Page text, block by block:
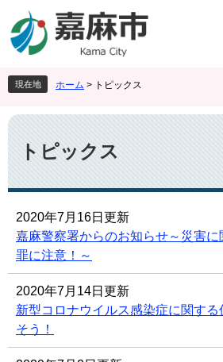
ジ
先
頭
す
。
ュ
を
飛
し
て
本
文
へ
現在地 ホーム > トピックス
本
文
トピックス
2020年7月16日更新
嘉麻警察署からのお知らせ～災害
罪に注意！～
2020年7月14日更新
新型コロナウイルス感染症に関する
そう！